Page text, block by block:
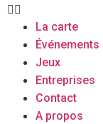
La carte
Événements
Jeux
Entreprises
Contact
A propos